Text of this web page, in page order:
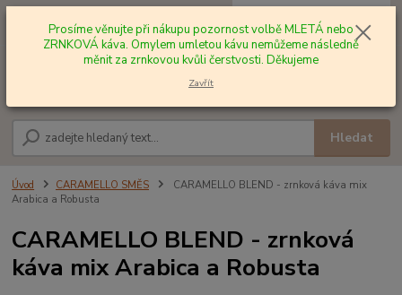
Hledat
+420 602 577 209 za0,00 Kč
Úvod CARAMELLO SMĚS
CARAMELLO BLEND - zrnková káva mix
Arabica a Robusta
CARAMELLO BLEND - zrnková
káva mix Arabica a Robusta
Prosíme věnujte při nákupu pozornost volbě MLETÁ nebo
ZRNKOVÁ káva. Omylem umletou kávu nemůžeme následně
měnit za zrnkovou kvůli čerstvosti. Děkujeme
Zavřít